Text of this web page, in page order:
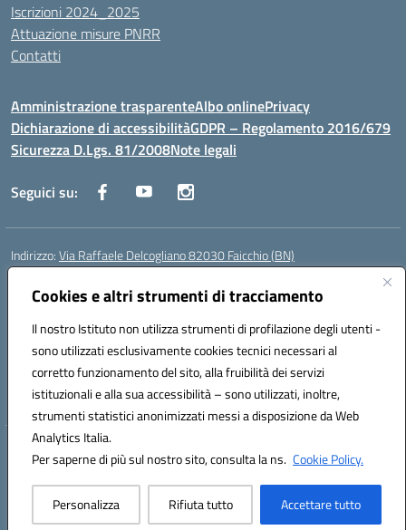
Cookies e altri strumenti di tracciamento
Il nostro Istituto non utilizza strumenti di profilazione degli utenti -
sono utilizzati esclusivamente cookies tecnici necessari al
corretto funzionamento del sito, alla fruibilità dei servizi
istituzionali e alla sua accessibilità – sono utilizzati, inoltre,
strumenti statistici anonimizzati messi a disposizione da Web
Analytics Italia.
Per saperne di più sul nostro sito, consulta la ns. Cookie Policy.
Personalizza Rifiuta tutto Accettare tutto
Iscrizioni 2024_2025
Attuazione misure PNRR
Contatti
Amministrazione trasparenteAlbo onlinePrivacy
Dichiarazione di accessibilitàGDPR – Regolamento 2016/679
Sicurezza D.Lgs. 81/2008Note legali
Seguici su:
Indirizzo:Via Raffaele Delcogliano 82030 Faicchio (BN)
Centralino:
Posta elettronica certificata (PEC):bnis02300v@pec.istruzione.it
Codice fiscale: 90003320620
Codice meccanografico:BNIS02300V
Codice Indice delle Pubbliche Amministrazioni (IPA): istsc_bnis02300v
Codice unico di fatturazione (CUF): UFQEG8
Hosting & Powered by 3D Solution S.r.l.
Concept & Design by Designers Italia